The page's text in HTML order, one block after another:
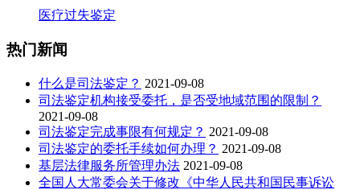
医疗过失鉴定
热门新闻
什么是司法鉴定？ 2021-09-08
司法鉴定机构接受委托，是否受地域范围的限制？
2021-09-08
司法鉴定完成事限有何规定？ 2021-09-08
司法鉴定的委托手续如何办理？ 2021-09-08
基层法律服务所管理办法 2021-09-08
全国人大常委会关于修改《中华人民共和国民事诉讼